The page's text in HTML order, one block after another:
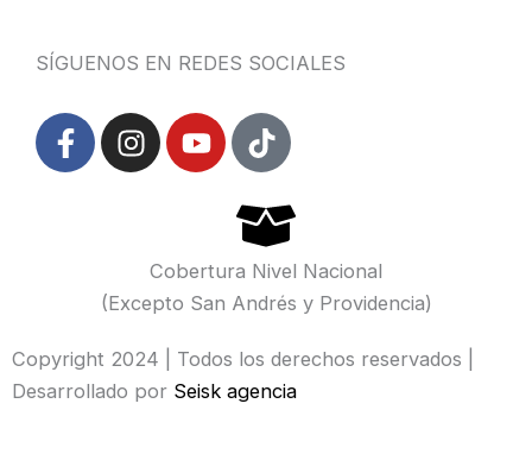
SÍGUENOS EN REDES SOCIALES
F
a
-
f
I
n
r
m
Y
o
b
e
T
i
t
o
k
Cobertura Nivel Nacional
(Excepto San Andrés y Providencia)
Copyright 2024 | Todos los derechos reservados |
Desarrollado por Seisk agencia